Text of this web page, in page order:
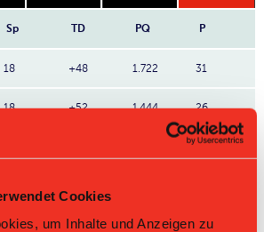
Cookies
um Inhalte und Anzeigen zu
Sp TD PQ P
18 +48 1.722 31
18 +52 1.444 26
25
18 +29 1.111 20